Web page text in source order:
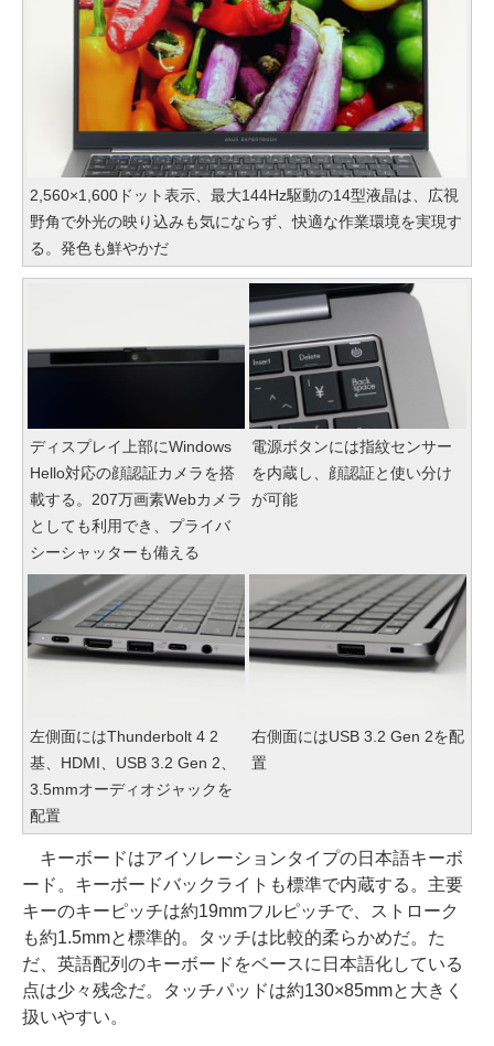
2,560×1,600ドット表示、最大144Hz駆動の14型液晶は、広視
野角で外光の映り込みも気にならず、快適な作業環境を実現す
る。発色も鮮やかだ
ディスプレイ上部にWindows
Hello対応の顔認証カメラを搭
載する。207万画素Webカメラ
としても利用でき、プライバ
シーシャッターも備える
電源ボタンには指紋センサー
を内蔵し、顔認証と使い分け
が可能
左側面にはThunderbolt 4 2
基、HDMI、USB 3.2 Gen 2、
3.5mmオーディオジャックを
配置
右側面にはUSB 3.2 Gen 2を配
置
キーボードはアイソレーションタイプの日本語キーボ
ード。キーボードバックライトも標準で内蔵する。主要
キーのキーピッチは約19mmフルピッチで、ストローク
も約1.5mmと標準的。タッチは比較的柔らかめだ。た
だ、英語配列のキーボードをベースに日本語化している
点は少々残念だ。タッチパッドは約130×85mmと大きく
扱いやすい。